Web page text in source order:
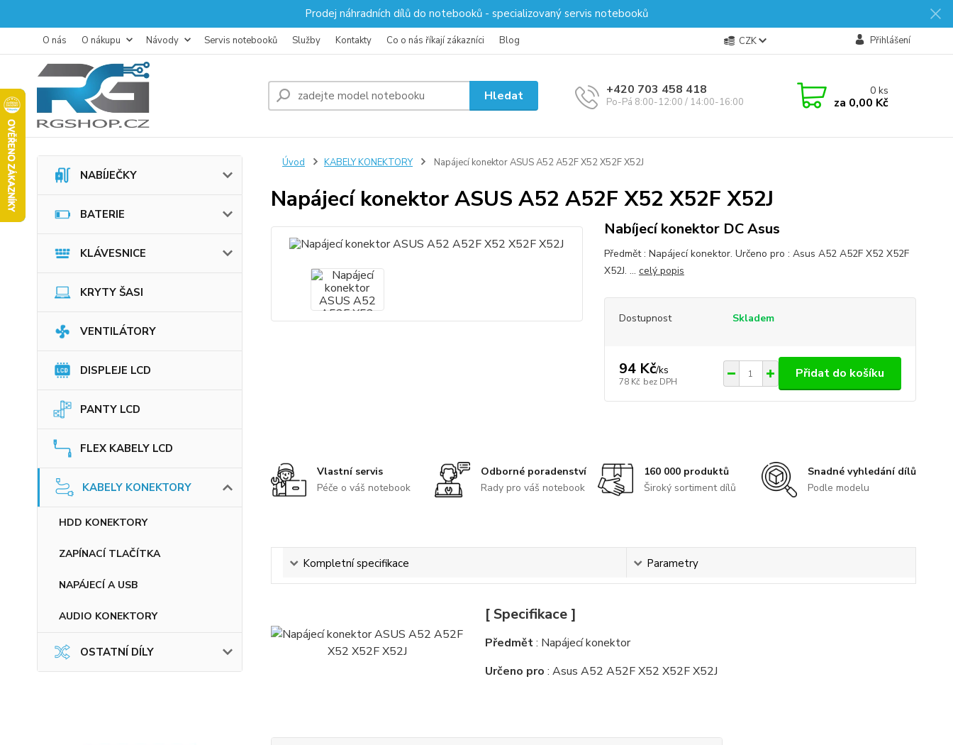
Prodej náhradních dílů do notebooků - specializovaný servis notebooků
O nás O nákupu Návody Servis notebooků Služby Kontakty Co o nás říkají zákazníci Blog CZK Přihlášení
Hledat +420 703 458 418
Po-Pá 8:00-12:00 / 14:00-16:00
0ks
za 0,00 Kč
NABÍJEČKY
BATERIE
KLÁVESNICE
KRYTY ŠASI
VENTILÁTORY
DISPLEJE LCD
PANTY LCD
FLEX KABELY LCD
KABELY KONEKTORY
HDD KONEKTORY
ZAPÍNACÍ TLAČÍTKA
NAPÁJECÍ A USB
AUDIO KONEKTORY
OSTATNÍ DÍLY
Úvod KABELY KONEKTORY Napájecí konektor ASUS A52 A52F X52 X52F X52J
Napájecí konektor ASUS A52 A52F X52 X52F X52J
Nabíjecí konektor DC Asus
Předmět : Napájecí konektor. Určeno pro : Asus A52 A52F X52 X52F
X52J. ... celý popis
Dostupnost Skladem
94 Kč/ks
78 Kč bez DPH
Přidat do košíku
Vlastní servis
Péče o váš notebook
Odborné poradenství
Rady pro váš notebook
160 000 produktů
Široký sortiment dílů
Snadné vyhledání dílů
Podle modelu
Kompletní specifikace Parametry
[ Specifikace ]
Předmět: Napájecí konektor
Určeno pro : Asus A52 A52F X52 X52F X52J